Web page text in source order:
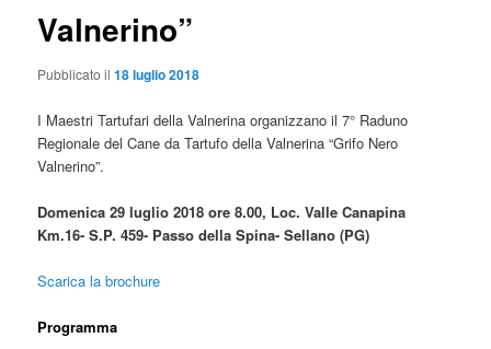
Valnerino”
Pubblicato il18 luglio 2018
I Maestri Tartufari della Valnerina organizzano il 7° Raduno
Regionale del Cane da Tartufo della Valnerina “Grifo Nero
Valnerino”.
Domenica 29 luglio 2018 ore 8.00, Loc. Valle Canapina
Km.16- S.P. 459- Passo della Spina- Sellano (PG)
Scarica la brochure
Programma